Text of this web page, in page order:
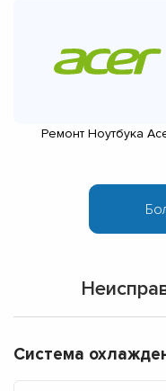
Ремонт Ноутбука
Система